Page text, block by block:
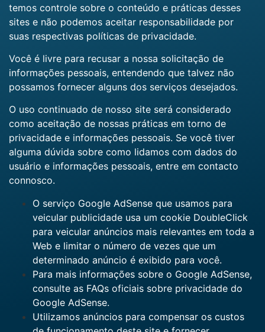
temos controle sobre o conteúdo e práticas desses
sites e não podemos aceitar responsabilidade por
suas respectivas políticas de privacidade.
Você é livre para recusar a nossa solicitação de
informações pessoais, entendendo que talvez não
possamos fornecer alguns dos serviços desejados.
O uso continuado de nosso site será considerado
como aceitação de nossas práticas em torno de
privacidade e informações pessoais. Se você tiver
alguma dúvida sobre como lidamos com dados do
usuário e informações pessoais, entre em contacto
connosco.
O serviço Google AdSense que usamos para
veicular publicidade usa um cookie DoubleClick
para veicular anúncios mais relevantes em toda a
Web e limitar o número de vezes que um
determinado anúncio é exibido para você.
Para mais informações sobre o Google AdSense,
consulte as FAQs oficiais sobre privacidade do
Google AdSense.
Utilizamos anúncios para compensar os custos